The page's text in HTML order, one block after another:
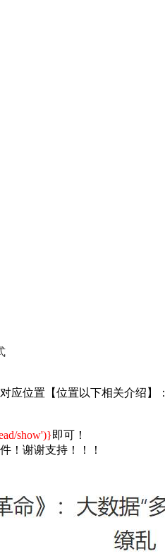
应位置【位置以下相关介绍】：
show')}即可！
！谢谢支持！！！